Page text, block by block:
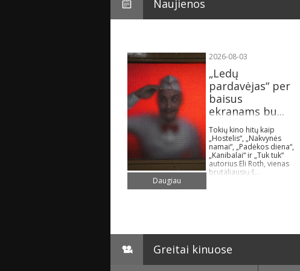
Naujienos
Daugiau
2026-08-03
„Ledų
pardavėjas“ per
baisus
ekranams bu...
Tokių kino hitų kaip
„Hostelis“, „Nakvynės
namai“, „Padėkos diena“,
„Kanibalai“ ir „Tuk tuk“
autorius Eli Roth, vienas
brutaliausių š...
Greitai kinuose